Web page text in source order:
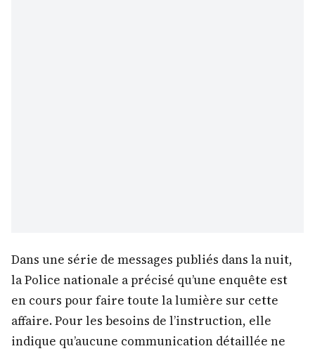
Dans une série de messages publiés dans la nuit,
la Police nationale a précisé qu’une enquête est
en cours pour faire toute la lumière sur cette
affaire. Pour les besoins de l’instruction, elle
indique qu’aucune communication détaillée ne